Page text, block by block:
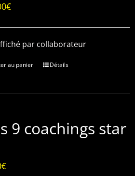
€
par collaborateur
au panier Détails
9 coachings star
€